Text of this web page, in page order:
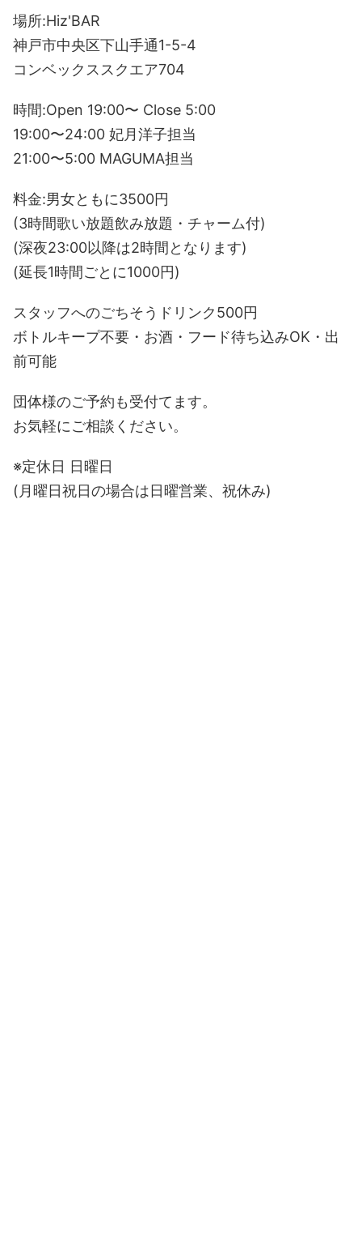
場所:Hiz'BAR
神戸市中央区下山手通1-5-4
コンベックススクエア704
時間:Open 19:00〜 Close 5:00
19:00〜24:00 妃月洋子担当
21:00〜5:00 MAGUMA担当
料金:男女ともに3500円
(3時間歌い放題飲み放題・チャーム付)
(深夜23:00以降は2時間となります)
(延長1時間ごとに1000円)
スタッフへのごちそうドリンク500円
ボトルキープ不要・お酒・フード待ち込みOK・出
前可能
団体様のご予約も受付てます。
お気軽にご相談ください。
※定休日 日曜日
(月曜日祝日の場合は日曜営業、祝休み)